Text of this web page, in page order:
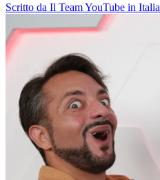
Scritto da Il Team YouTube in Italia